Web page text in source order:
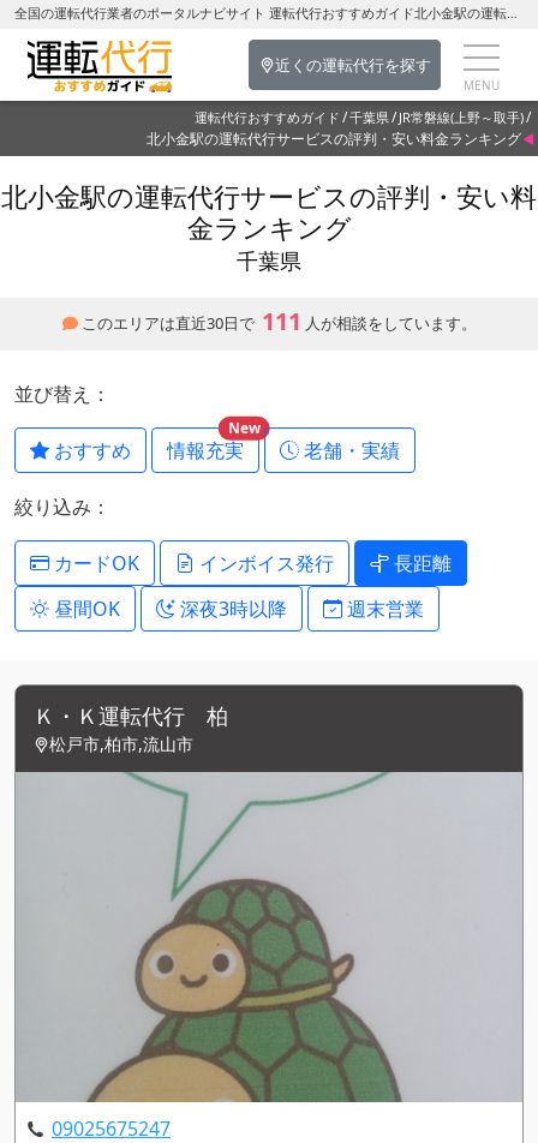
全国の運転代行業者のポータルナビサイト 運転代行おすすめガイド北小金駅の運転代行を探す-千葉県の運転代行
近くの運転代行を探す
運転代行おすすめガイド 千葉県 JR常磐線(上野～取手)
北小金駅の運転代行サービスの評判・安い料金ランキング
北小金駅の運転代行サービスの評判・安い料
金ランキング
千葉県
このエリアは直近30日で 111 人が相談をしています。
並び替え：
おすすめ 情報充実
New
老舗・実績
絞り込み：
カードOK インボイス発行
長距離
昼間OK
深夜3時以降 週末営業
Ｋ・Ｋ運転代行 柏
松戸市,柏市,流山市
09025675247